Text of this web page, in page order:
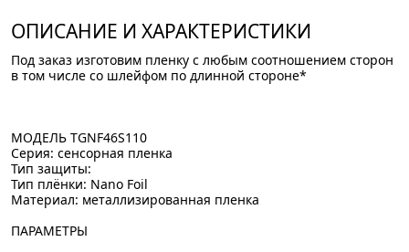
ОПИСАНИЕ И ХАРАКТЕРИСТИКИ
Под заказ изготовим пленку с любым соотношением сторон
в том числе со шлейфом по длинной стороне*
МОДЕЛЬ TGNF46S110
Серия: сенсорная пленка
Тип защиты:
Тип плёнки: Nano Foil
Материал: металлизированная пленка
ПАРАМЕТРЫ